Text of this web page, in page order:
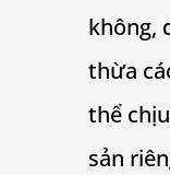
không,
thừa
thể
sản